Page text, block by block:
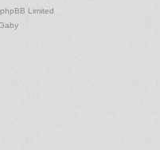
Limited